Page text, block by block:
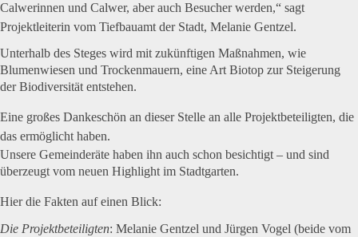
Calwerinnen und Calwer, aber auch Besucher werden,“ sagt
Projektleiterin vom Tiefbauamt der Stadt, Melanie Gentzel.
Unterhalb des Steges wird mit zukünftigen Maßnahmen, wie
Blumenwiesen und Trockenmauern, eine Art Biotop zur Steigerung
der Biodiversität entstehen.
Eine großes Dankeschön an dieser Stelle an alle Projektbeteiligten, die
das ermöglicht haben.
Unsere Gemeinderäte haben ihn auch schon besichtigt – und sind
überzeugt vom neuen Highlight im Stadtgarten.
Hier die Fakten auf einen Blick:
Die Projektbeteiligten: Melanie Gentzel und Jürgen Vogel (beide vom